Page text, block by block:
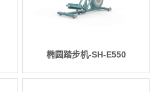
椭圆踏步机-SH-E550